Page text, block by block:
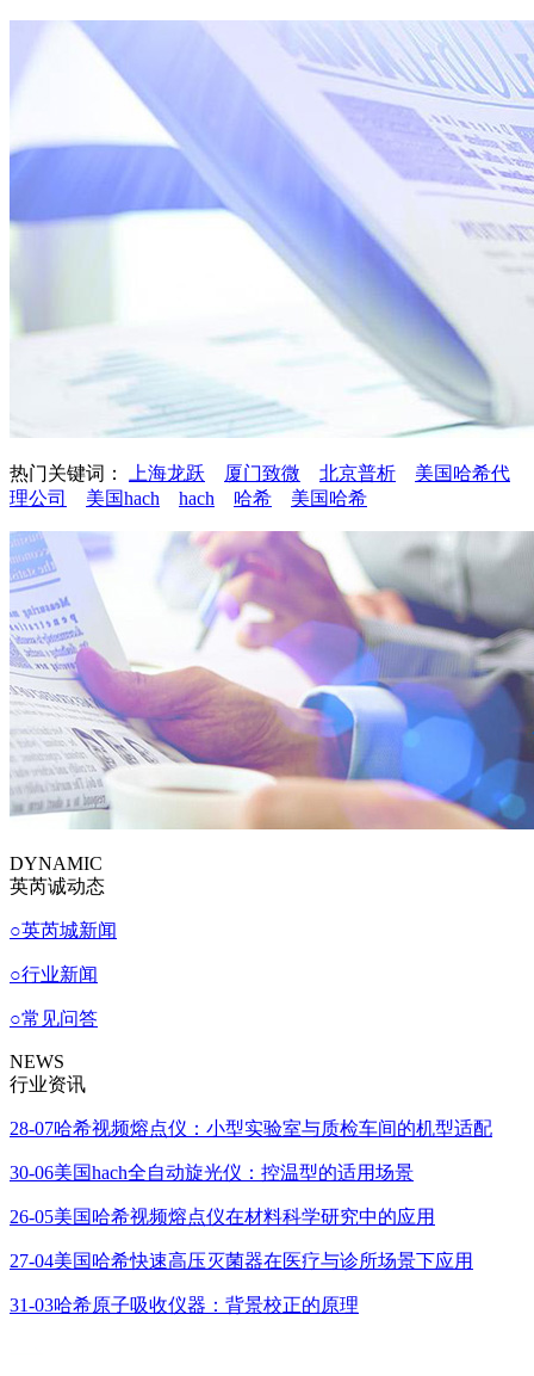
热门关键词： 上海龙跃 厦门致微 北京普析
美国哈希代
理公司
美国hach hach 哈希 美国哈希
DYNAMIC
英芮诚动态
○英芮城新闻
○行业新闻
○常见问答
NEWS
行业资讯
28-07哈希视频熔点仪：小型实验室与质检车间的机型适配
30-06美国hach全自动旋光仪：控温型的适用场景
26-05美国哈希视频熔点仪在材料科学研究中的应用
27-04美国哈希快速高压灭菌器在医疗与诊所场景下应用
31-03哈希原子吸收仪器：背景校正的原理